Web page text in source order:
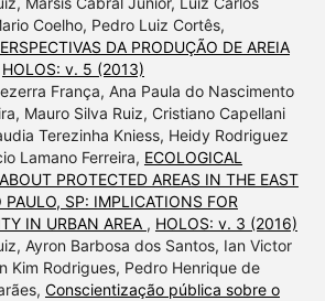
Coelho, Pedro Luiz Cortês,
DA PRODUÇÃO DE AREIA
HOLOS: v. 5 (2013)
França, Ana Paula do Nascimento
Mauro Silva Ruiz, Cristiano Capellani
Terezinha Kniess, Heidy Rodriguez
Lamano Ferreira, ECOLOGICAL
PROTECTED AREAS IN THE EAST
PAULO, SP: IMPLICATIONS FOR
IN URBAN AREA , HOLOS: v. 3 (2016)
Ayron Barbosa dos Santos, Ian Victor
Kim Rodrigues, Pedro Henrique de
Conscientização pública sobre o